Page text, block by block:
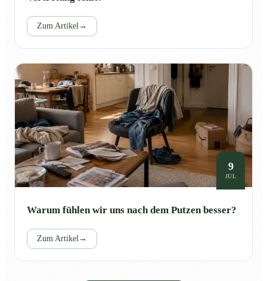
Zum Artikel →
9
JUL
Warum fühlen wir uns nach dem Putzen besser?
Zum Artikel →